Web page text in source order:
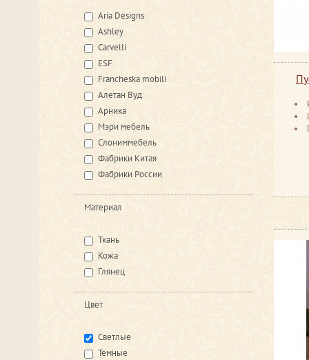
Aria Designs
Ashley
Carvelli
ESF
Francheska mobili
Алетан Вуд
Арника
Мэри мебель
Слониммебель
Фабрики Китая
Фабрики России
Материал
Ткань
Кожа
Глянец
Цвет
Светлые
Темные